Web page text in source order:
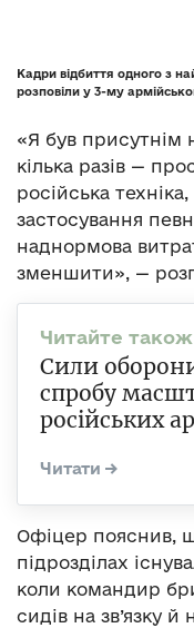
Кадри відбиття одного з
розповіли у 3-му
«Я був присутнім
кілька разів —
російська
застосування
наднормова
зменшити», —
Сили
спробу
російських
Офіцер пояснив,
підрозділах
коли командир
сидів на зв’язку